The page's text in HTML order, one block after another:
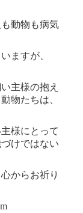
動物も病気
ますが、
主様の抱え
物たちは、
様にとって
けではない
からお祈り